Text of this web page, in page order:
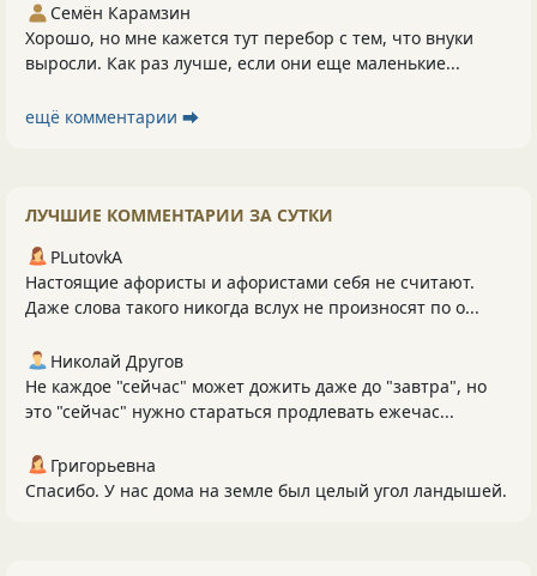
Семён Карамзин
Хорошо, но мне кажется тут перебор с тем, что внуки
выросли. Как раз лучше, если они еще маленькие...
ещё комментарии ⮕
ЛУЧШИЕ КОММЕНТАРИИ ЗА СУТКИ
PLutоvkА
Настоящие афористы и афористами себя не считают.
Даже слова такого никогда вслух не произносят по о...
Николай Другов
Не каждое "сейчас" может дожить даже до "завтра", но
это "сейчас" нужно стараться продлевать ежечас...
Григорьевна
Спасибо. У нас дома на земле был целый угол ландышей.